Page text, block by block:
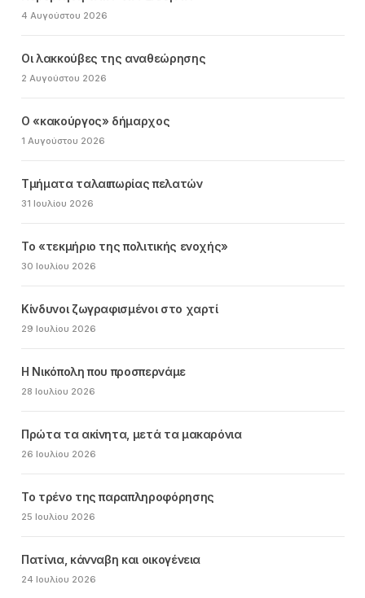
4 Αυγούστου 2026
Οι λακκούβες της αναθεώρησης
2 Αυγούστου 2026
Ο «κακούργος» δήμαρχος
1 Αυγούστου 2026
Τμήματα ταλαιπωρίας πελατών
31 Ιουλίου 2026
Το «τεκμήριο της πολιτικής ενοχής»
30 Ιουλίου 2026
Κίνδυνοι ζωγραφισμένοι στο χαρτί
29 Ιουλίου 2026
Η Νικόπολη που προσπερνάμε
28 Ιουλίου 2026
Πρώτα τα ακίνητα, μετά τα μακαρόνια
26 Ιουλίου 2026
Το τρένο της παραπληροφόρησης
25 Ιουλίου 2026
Πατίνια, κάνναβη και οικογένεια
24 Ιουλίου 2026